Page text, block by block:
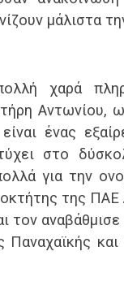
μάλιστα
χαρά
ένας
στο
για την
της
τον
Παναχαϊκής